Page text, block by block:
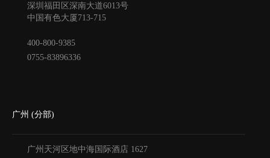
深圳福田区深南大道6013号
中国有色大厦713-715
400-800-9385
0755-83896336
广州 (分部)
广州天河区地中海国际酒店 1627